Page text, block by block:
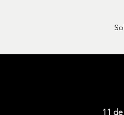
11